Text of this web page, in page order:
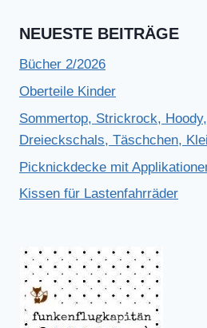
NEUESTE BEITRÄGE
Bücher 2/2026
Oberteile Kinder
Sommertop, Strickrock,
Dreieckschals, Täschchen,
Picknickdecke mit
Kissen für Lastenfahrräder